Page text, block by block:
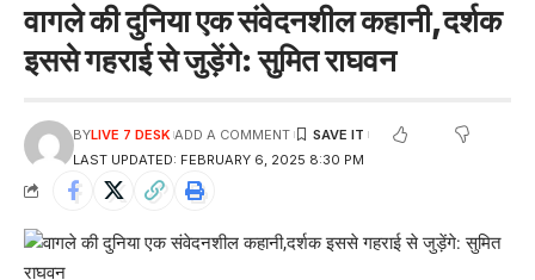
वागले की दुनिया एक संवेदनशील कहानी,दर्शक
इससे गहराई से जुड़ेंगे: सुमित राघवन
LAST UPDATED: FEBRUARY 6, 2025 8:30 PM
BYLIVE 7 DESK ADD A COMMENT